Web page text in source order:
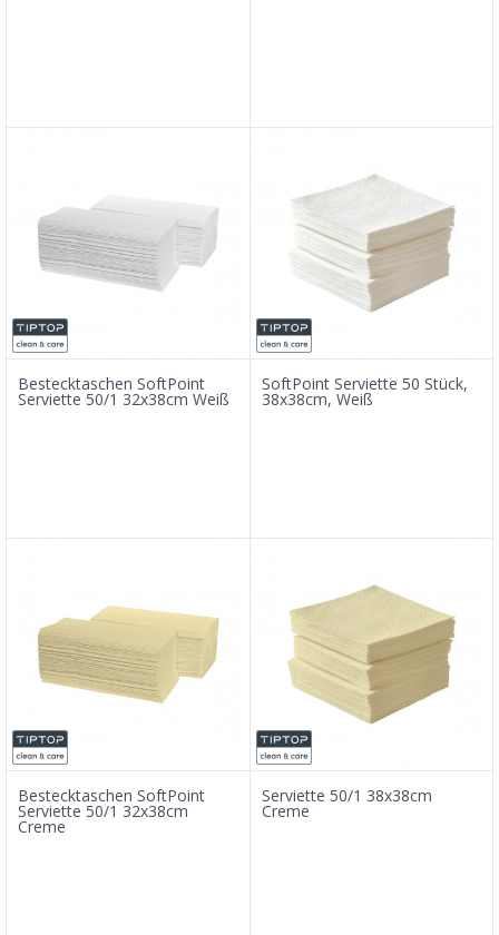
Bestecktaschen SoftPoint
Serviette 50/1 32x38cm Weiß
SoftPoint Serviette 50 Stück,
38x38cm, Weiß
Bestecktaschen SoftPoint
Serviette 50/1 32x38cm
Creme
Serviette 50/1 38x38cm
Creme